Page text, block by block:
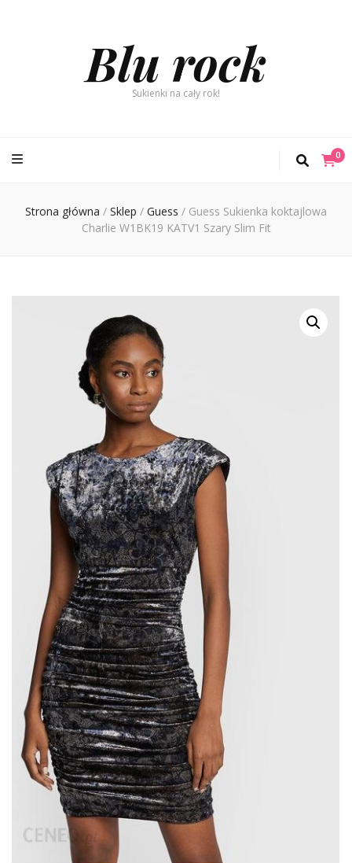
Blu rock
Sukienki na cały rok!
0
Strona główna / Sklep / Guess / Guess Sukienka koktajlowa
Charlie W1BK19 KATV1 Szary Slim Fit